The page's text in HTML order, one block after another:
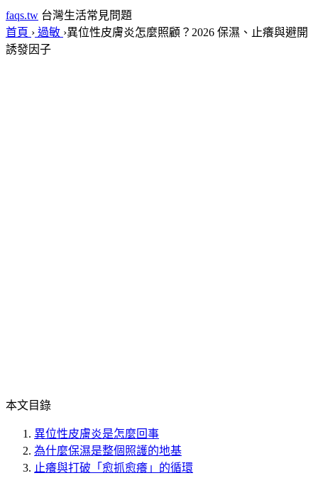
faqs.tw 台灣生活常見問題
首頁 › 過敏 ›異位性皮膚炎怎麼照顧？2026 保濕、止癢與避開
誘發因子
本文目錄
異位性皮膚炎是怎麼回事
為什麼保濕是整個照護的地基
止癢與打破「愈抓愈癢」的循環